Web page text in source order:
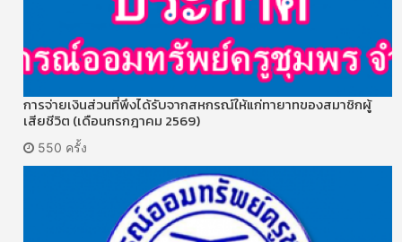
การจ่ายเงินส่วนที่พึงได้รับจากสหกรณ์ให้แก่ทายาทของสมาชิกผู้
เสียชีวิต (เดือนกรกฎาคม 2569)
550 ครั้ง